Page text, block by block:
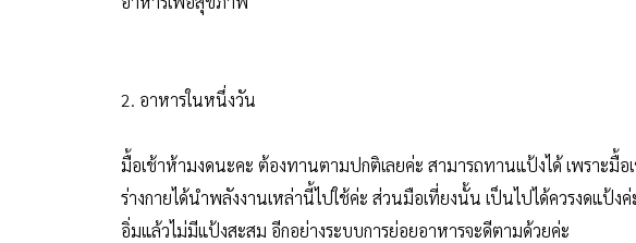
2. อาหารในหนึ่งวัน
มื้อเช้าห้ามงดนะคะ ต้องทานตามปกติเลยค่ะ สามารถทานแป้งได้ เพราะมื้อ
ร่างกายได้นำพลังงานเหล่านี้ไปใช้ค่ะ ส่วนมือเที่ยงนั้น เป็นไปได้ควรงดแป้
อิ่มแล้วไม่มีแป้งสะสม อีกอย่างระบบการย่อยอาหารจะดีตามด้วยค่ะ